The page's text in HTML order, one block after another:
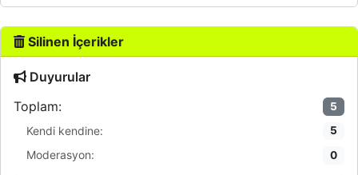
Silinen İçerikler
Duyurular
Toplam:
5
Kendi kendine: 5
Moderasyon: 0